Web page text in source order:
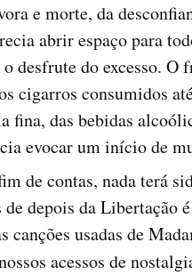
e morte, da
abrir espaço para
desfrute do excesso. O
cigarros consumidos
fina, das bebidas
evocar um início de
de contas, nada terá
de depois da Libertação
canções usadas de
acessos de